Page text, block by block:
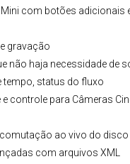
Mini com botões
gravação
não haja necessidade de
tempo, status do fluxo
controle para Câmeras
ao vivo do
com arquivos XML